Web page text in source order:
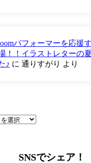
パフォーマーを応援
！！イラストレターの
♪ に 通りすがり より
SNSでシェア！